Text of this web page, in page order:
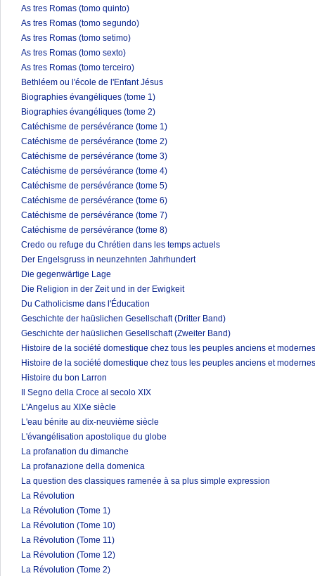
As tres Romas (tomo quinto)
As tres Romas (tomo segundo)
As tres Romas (tomo setimo)
As tres Romas (tomo sexto)
As tres Romas (tomo terceiro)
Bethléem ou l'école de l'Enfant Jésus
Biographies évangéliques (tome 1)
Biographies évangéliques (tome 2)
Catéchisme de persévérance (tome 1)
Catéchisme de persévérance (tome 2)
Catéchisme de persévérance (tome 3)
Catéchisme de persévérance (tome 4)
Catéchisme de persévérance (tome 5)
Catéchisme de persévérance (tome 6)
Catéchisme de persévérance (tome 7)
Catéchisme de persévérance (tome 8)
Credo ou refuge du Chrétien dans les temps actuels
Der Engelsgruss in neunzehnten Jahrhundert
Die gegenwärtige Lage
Die Religion in der Zeit und in der Ewigkeit
Du Catholicisme dans l'Éducation
Geschichte der haüslichen Gesellschaft (Dritter Band)
Geschichte der haüslichen Gesellschaft (Zweiter Band)
Histoire de la société domestique chez tous les peuples anciens et
Histoire de la société domestique chez tous les peuples anciens et
Histoire du bon Larron
Il Segno della Croce al secolo XIX
L'Angelus au XIXe siècle
L'eau bénite au dix-neuvième siècle
L'évangélisation apostolique du globe
La profanation du dimanche
La profanazione della domenica
La question des classiques ramenée à sa plus simple expression
La Révolution
La Révolution (Tome 1)
La Révolution (Tome 10)
La Révolution (Tome 11)
La Révolution (Tome 12)
La Révolution (Tome 2)